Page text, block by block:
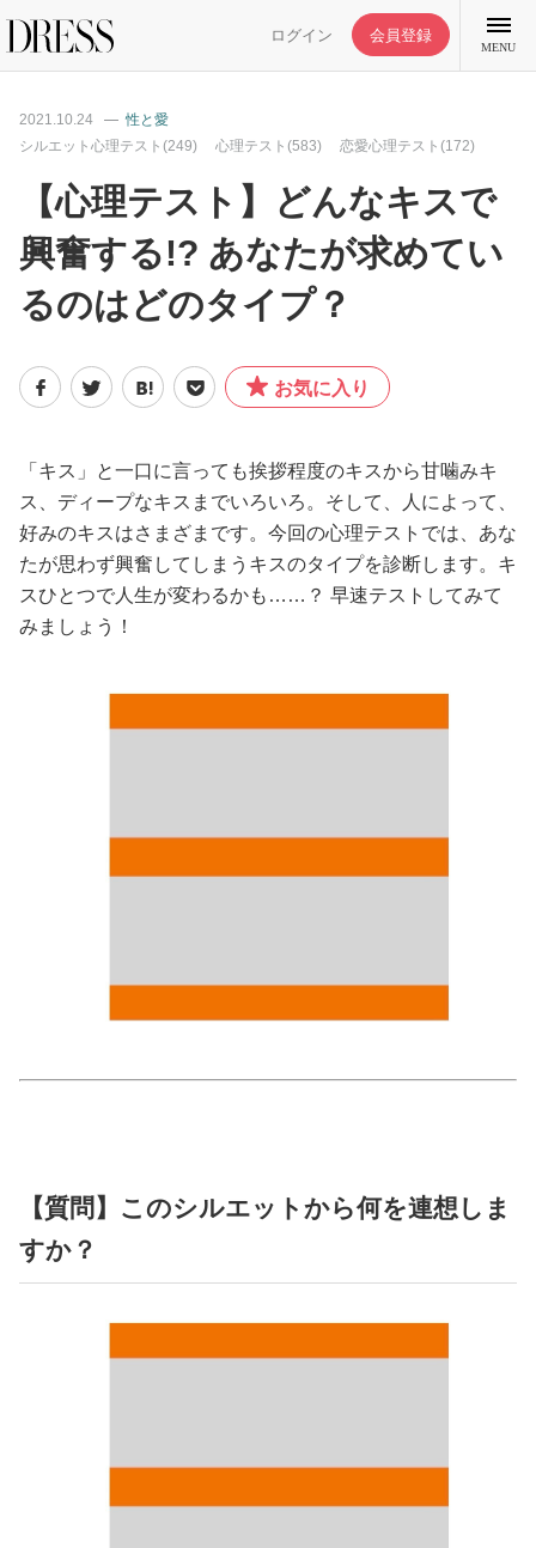
ログイン 会員登録
MENU
DRESS部活
ライフスタイル
恋愛/結婚/離婚
美容/健康
妊娠/出産/家族
占い
ゲーム
2021.10.24
性と愛
シルエット心理テスト(249)
心理テスト(583) 恋愛心理テスト(172)
【心理テスト】どんなキスで
興奮する!? あなたが求めてい
るのはどのタイプ？
お気に入り
「キス」と一口に言っても挨拶程度のキスから甘噛みキ
ス、ディープなキスまでいろいろ。そして、人によって、
好みのキスはさまざまです。今回の心理テストでは、あな
たが思わず興奮してしまうキスのタイプを診断します。キ
スひとつで人生が変わるかも……？ 早速テストしてみて
みましょう！
【質問】このシルエットから何を連想しま
すか？